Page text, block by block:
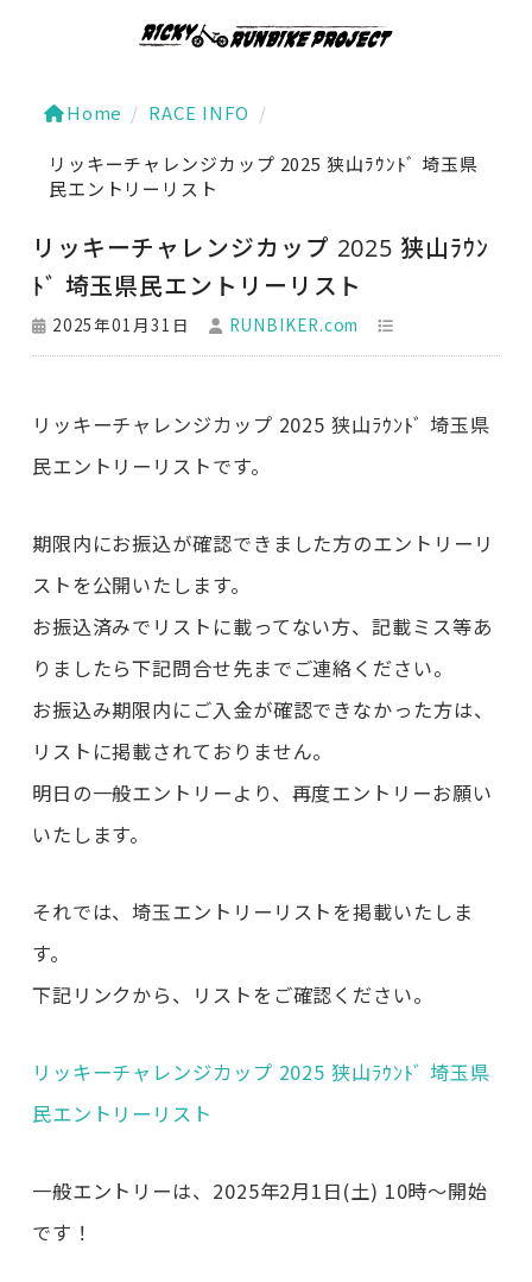
Home / RACE INFO /
リッキーチャレンジカップ 2025 狭山ﾗｳﾝﾄﾞ 埼玉県
民エントリーリスト
リッキーチャレンジカップ 2025 狭山ﾗｳﾝ
ﾄﾞ 埼玉県民エントリーリスト
2025年01月31日 RUNBIKER.com
リッキーチャレンジカップ 2025 狭山ﾗｳﾝﾄﾞ 埼玉県
民エントリーリストです。
期限内にお振込が確認できました方のエントリーリ
ストを公開いたします。
お振込済みでリストに載ってない方、記載ミス等あ
りましたら下記問合せ先までご連絡ください。
お振込み期限内にご入金が確認できなかった方は、
リストに掲載されておりません。
明日の一般エントリーより、再度エントリーお願い
いたします。
それでは、埼玉エントリーリストを掲載いたしま
す。
下記リンクから、リストをご確認ください。
リッキーチャレンジカップ 2025 狭山ﾗｳﾝﾄﾞ 埼玉県
民エントリーリスト
一般エントリーは、2025年2月1日(土) 10時～開始
です！